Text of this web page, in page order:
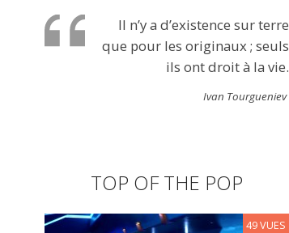
Il n’y a d’existence sur terre
que pour les originaux ; seuls
ils ont droit à la vie.
Ivan Tourgueniev
TOP OF THE POP
49 VUES